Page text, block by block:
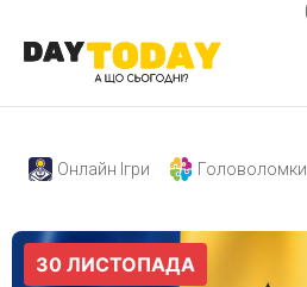
Онлайн Ігри Головоломки